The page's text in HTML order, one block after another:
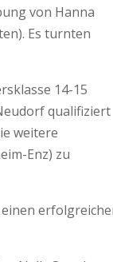
von Hanna
Es turnten
14-15
qualifiziert
weitere
Enz) zu